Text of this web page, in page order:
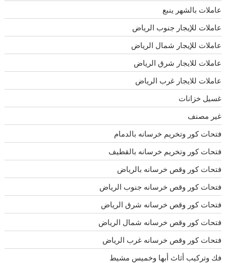
عاملات بالشهر ينبع
عاملات للإيجار جنوب الرياض
عاملات للإيجار شمال الرياض
عاملات للايجار شرق الرياض
عاملات للايجار غرب الرياض
غسيل خزانات
غير مصنف
فتحات كور وتخريم خرسانه بالدمام
فتحات كور وتخريم خرسانه بالقطيف
فتحات كور وقص خرسانه بالرياض
فتحات كور وقص خرسانه جنوب الرياض
فتحات كور وقص خرسانه شرق الرياض
فتحات كور وقص خرسانه شمال الرياض
فتحات كور وقص خرسانه غرب الرياض
فك وتركيب أثاث أبها وخميس مشيط